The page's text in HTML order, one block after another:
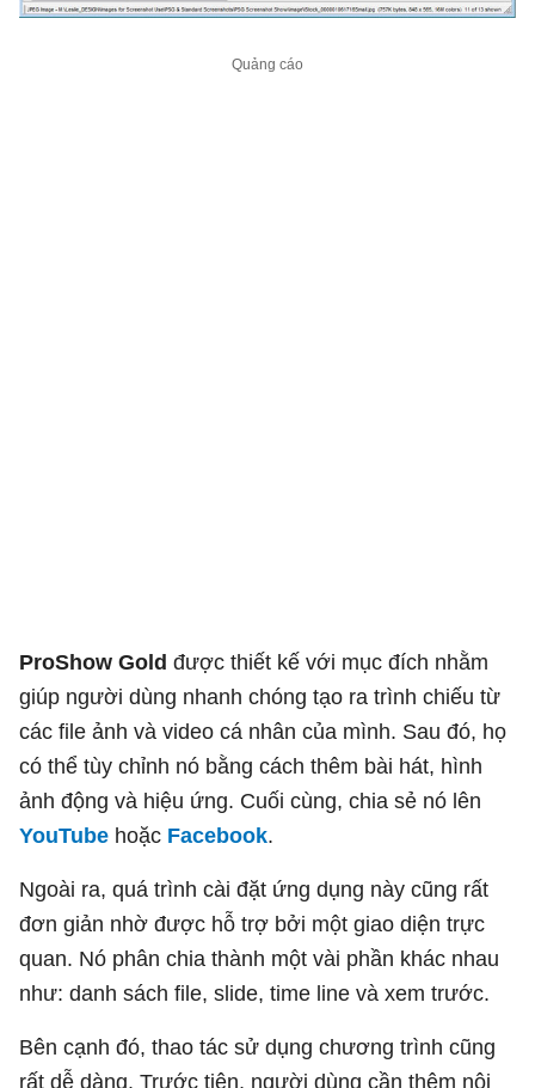
ProShow Gold được thiết kế với mục đích nhằm
giúp người dùng nhanh chóng tạo ra trình chiếu từ
các file ảnh và video cá nhân của mình. Sau đó, họ
có thể tùy chỉnh nó bằng cách thêm bài hát, hình
ảnh động và hiệu ứng. Cuối cùng, chia sẻ nó lên
YouTube hoặc Facebook.
Ngoài ra, quá trình cài đặt ứng dụng này cũng rất
đơn giản nhờ được hỗ trợ bởi một giao diện trực
quan. Nó phân chia thành một vài phần khác nhau
như: danh sách file, slide, time line và xem trước.
Bên cạnh đó, thao tác sử dụng chương trình cũng
rất dễ dàng. Trước tiên, người dùng cần thêm nội